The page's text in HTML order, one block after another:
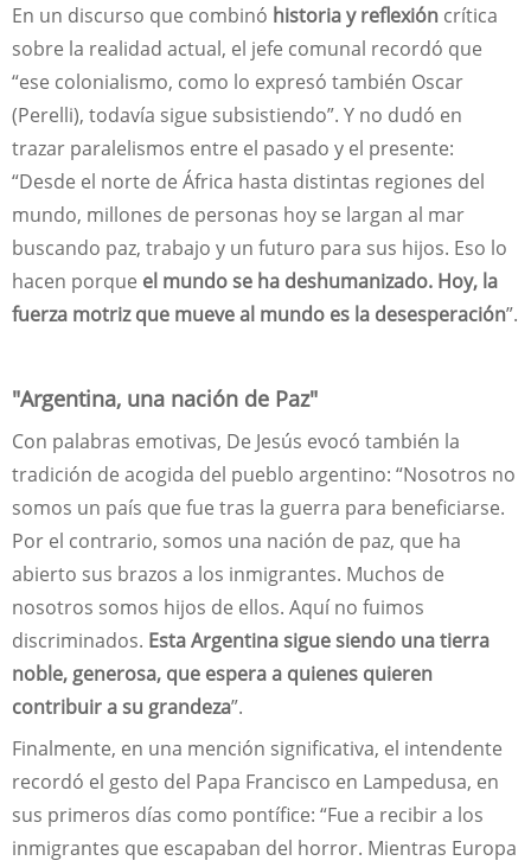
En un discurso que combinó historia y reflexión crítica
sobre la realidad actual, el jefe comunal recordó que
“ese colonialismo, como lo expresó también Oscar
(Perelli), todavía sigue subsistiendo”. Y no dudó en
trazar paralelismos entre el pasado y el presente:
“Desde el norte de África hasta distintas regiones del
mundo, millones de personas hoy se largan al mar
buscando paz, trabajo y un futuro para sus hijos. Eso lo
hacen porque el mundo se ha deshumanizado. Hoy, la
fuerza motriz que mueve al mundo es la desesperación”.
"Argentina, una nación de Paz"
Con palabras emotivas, De Jesús evocó también la
tradición de acogida del pueblo argentino: “Nosotros no
somos un país que fue tras la guerra para beneficiarse.
Por el contrario, somos una nación de paz, que ha
abierto sus brazos a los inmigrantes. Muchos de
nosotros somos hijos de ellos. Aquí no fuimos
discriminados. Esta Argentina sigue siendo una tierra
noble, generosa, que espera a quienes quieren
contribuir a su grandeza”.
Finalmente, en una mención significativa, el intendente
recordó el gesto del Papa Francisco en Lampedusa, en
sus primeros días como pontífice: “Fue a recibir a los
inmigrantes que escapaban del horror. Mientras Europa